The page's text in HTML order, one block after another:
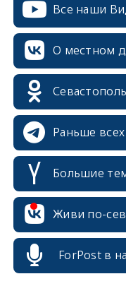
Все наши
О местном
Раньше
Большие
Живи по-
ForPost в